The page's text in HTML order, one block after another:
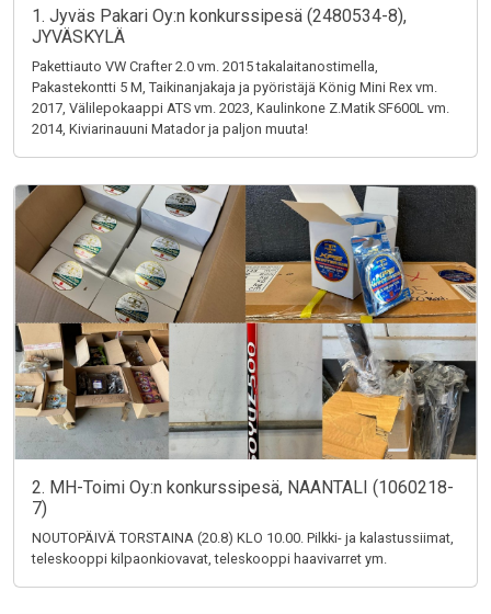
1. Jyväs Pakari Oy:n konkurssipesä (2480534-8),
JYVÄSKYLÄ
Pakettiauto VW Crafter 2.0 vm. 2015 takalaitanostimella,
Pakastekontti 5 M, Taikinanjakaja ja pyöristäjä König Mini Rex vm.
2017, Välilepokaappi ATS vm. 2023, Kaulinkone Z.Matik SF600L vm.
2014, Kiviarinauuni Matador ja paljon muuta!
2. MH-Toimi Oy:n konkurssipesä, NAANTALI (1060218-
7)
NOUTOPÄIVÄ TORSTAINA (20.8) KLO 10.00. Pilkki- ja kalastussiimat,
teleskooppi kilpaonkiovavat, teleskooppi haavivarret ym.